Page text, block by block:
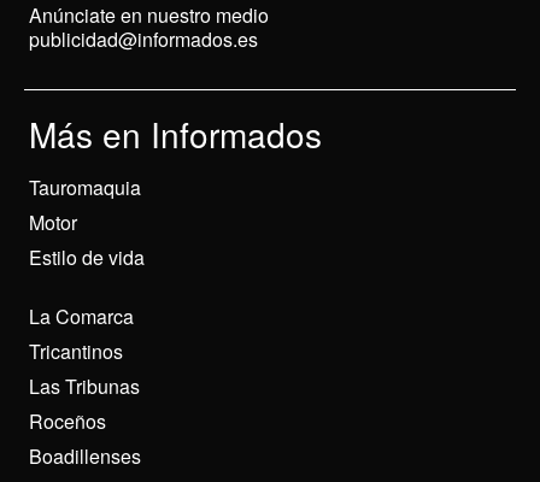
Anúnciate en nuestro medio
publicidad@informados.es
Más en Informados
Tauromaquia
Motor
Estilo de vida
La Comarca
Tricantinos
Las Tribunas
Roceños
Boadillenses